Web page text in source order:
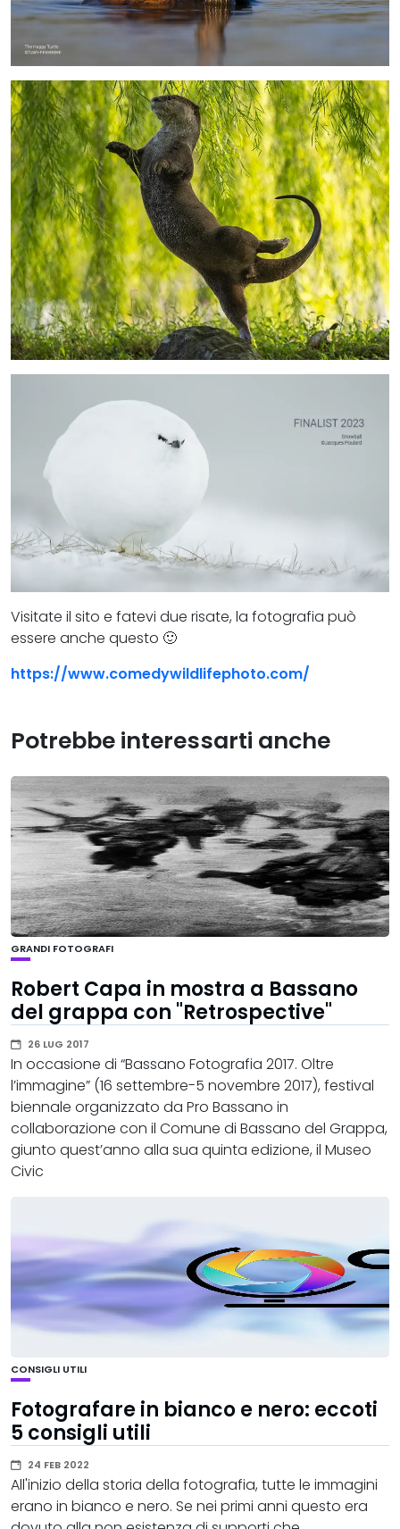
Visitate il sito e fatevi due risate, la fotografia può
essere anche questo 🙂
https://www.comedywildlifephoto.com/
Potrebbe interessarti anche
GRANDI FOTOGRAFI
Robert Capa in mostra a Bassano
del grappa con "Retrospective"
26 LUG 2017
In occasione di “Bassano Fotografia 2017. Oltre
l’immagine” (16 settembre-5 novembre 2017), festival
biennale organizzato da Pro Bassano in
collaborazione con il Comune di Bassano del Grappa,
giunto quest’anno alla sua quinta edizione, il Museo
Civic
CONSIGLI UTILI
Fotografare in bianco e nero: eccoti
5 consigli utili
24 FEB 2022
All'inizio della storia della fotografia, tutte le immagini
erano in bianco e nero. Se nei primi anni questo era